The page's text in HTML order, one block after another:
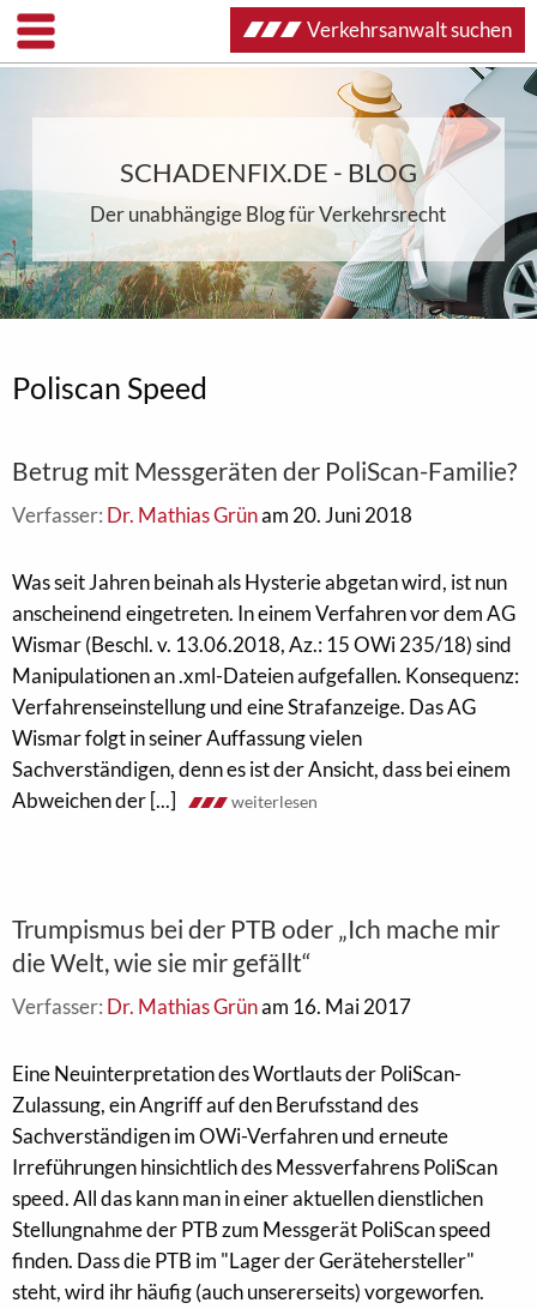
SCHADENFIX.DE - BLOG
Der unabhängige Blog für Verkehrsrecht
Poliscan Speed
Betrug mit Messgeräten der PoliScan-Familie?
Verfasser: Dr. Mathias Grünam 20. Juni 2018
Was seit Jahren beinah als Hysterie abgetan wird, ist nun
anscheinend eingetreten. In einem Verfahren vor dem AG
Wismar (Beschl. v. 13.06.2018, Az.: 15 OWi 235/18) sind
Manipulationen an .xml-Dateien aufgefallen. Konsequenz:
Verfahrenseinstellung und eine Strafanzeige. Das AG
Wismar folgt in seiner Auffassung vielen
Sachverständigen, denn es ist der Ansicht, dass bei einem
Abweichen der [...]
weiterlesen
Trumpismus bei der PTB oder „Ich mache mir
die Welt, wie sie mir gefällt“
Verfasser: Dr. Mathias Grünam 16. Mai 2017
Eine Neuinterpretation des Wortlauts der PoliScan-
Zulassung, ein Angriff auf den Berufsstand des
Sachverständigen im OWi-Verfahren und erneute
Irreführungen hinsichtlich des Messverfahrens PoliScan
speed. All das kann man in einer aktuellen dienstlichen
Stellungnahme der PTB zum Messgerät PoliScan speed
finden. Dass die PTB im "Lager der Gerätehersteller"
steht, wird ihr häufig (auch unsererseits) vorgeworfen.
Verkehrsanwalt suchen